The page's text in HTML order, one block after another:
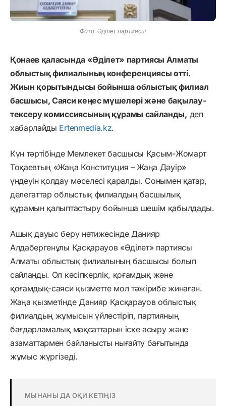
Фото: Әділет партиясы
Қонаев қаласында «Әділет» партиясы Алматы
облыстық филиалының конференциясы өтті.
Жиын қорытындысы бойынша облыстық филиал
басшысы, Саяси кеңес мүшелері және бақылау-
тексеру комиссиясының құрамы сайланды, деп
хабарлайды Ertenmedia.kz.
Күн тәртібінде Мемлекет басшысы Қасым-Жомарт
Тоқаевтың «Жаңа Конституция – Жаңа Дәуір»
үндеуін қолдау мәселесі қаралды. Сонымен қатар,
делегаттар облыстық филиалдың басшылық
құрамын қалыптастыру бойынша шешім қабылдады.
Ашық дауыс беру нәтижесінде Данияр
Алдабергенұлы Қасқарауов «Әділет» партиясы
Алматы облыстық филиалының басшысы болып
сайланды. Ол кәсіпкерлік, қоғамдық және
қоғамдық-саяси қызметте мол тәжірибе жинаған.
Жаңа қызметінде Данияр Қасқарауов облыстық
филиалдың жұмысын үйлестіріп, партияның
бағдарламалық мақсаттарын іске асыру және
азаматтармен байланысты нығайту бағытында
жұмыс жүргізеді.
МЫНАНЫ ДА ОҚИ КЕТІҢІЗ